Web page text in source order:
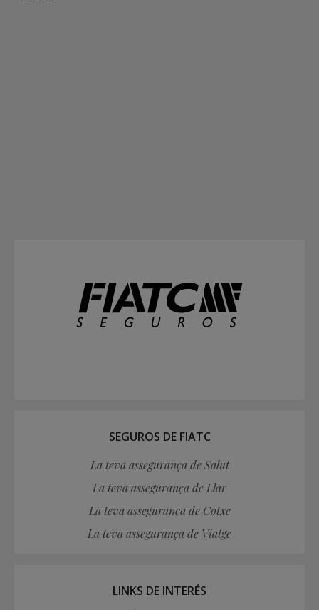
SEGUROS DE FIATC
La teva assegurança de Salut
La teva assegurança de Llar
La teva assegurança de Cotxe
La teva assegurança de Viatge
LINKS DE INTERÉS